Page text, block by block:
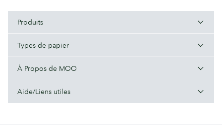
Produits
Types de papier
À Propos de MOO
Aide/Liens utiles